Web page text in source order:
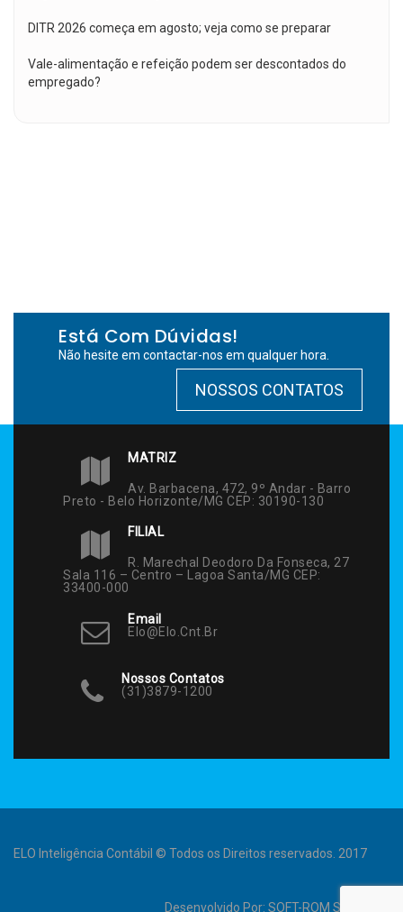
DITR 2026 começa em agosto; veja como se preparar
Vale-alimentação e refeição podem ser descontados do
empregado?
Está Com Dúvidas!
Não hesite em contactar-nos em qualquer hora.
NOSSOS CONTATOS
MATRIZ
Av. Barbacena, 472, 9º Andar - Barro
Preto - Belo Horizonte/MG CEP: 30190-130
FILIAL
R. Marechal Deodoro Da Fonseca, 27
Sala 116 – Centro – Lagoa Santa/MG CEP:
33400-000
Email
Elo@elo.cnt.br
Nossos Contatos
(31)3879-1200
ELO Inteligência Contábil © Todos os Direitos reservados. 2017
Desenvolvido Por: SOFT-ROM Sistemas